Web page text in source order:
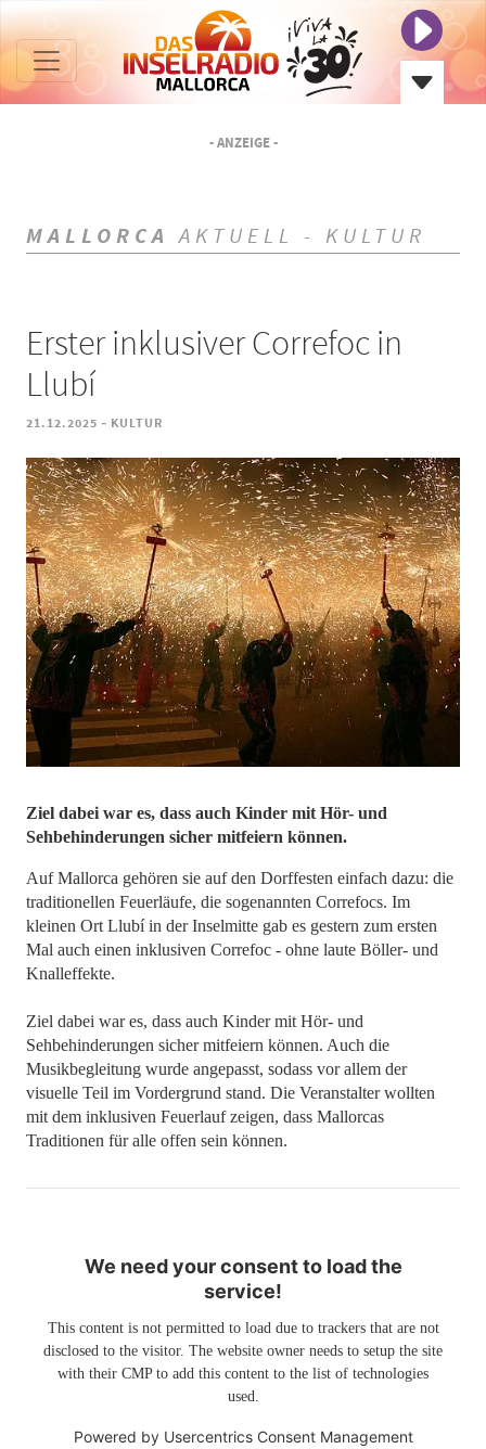
- ANZEIGE -
MALLORCA AKTUELL - KULTUR
Erster inklusiver Correfoc in
Llubí
21.12.2025 - KULTUR
​​​​​​​Ziel dabei war es, dass auch Kinder mit Hör- und
Sehbehinderungen sicher mitfeiern können.
Auf Mallorca gehören sie auf den Dorffesten einfach dazu: die
traditionellen Feuerläufe, die sogenannten Correfocs. Im
kleinen Ort Llubí in der Inselmitte gab es gestern zum ersten
Mal auch einen inklusiven Correfoc - ohne laute Böller- und
Knalleffekte.
Ziel dabei war es, dass auch Kinder mit Hör- und
Sehbehinderungen sicher mitfeiern können. Auch die
Musikbegleitung wurde angepasst, sodass vor allem der
visuelle Teil im Vordergrund stand. Die Veranstalter wollten
mit dem inklusiven Feuerlauf zeigen, dass Mallorcas
Traditionen für alle offen sein können.
We need your consent to load the
service!
This content is not permitted to load due to trackers that are not
disclosed to the visitor. The website owner needs to setup the site
with their CMP to add this content to the list of technologies
used.
Powered by Usercentrics Consent Management